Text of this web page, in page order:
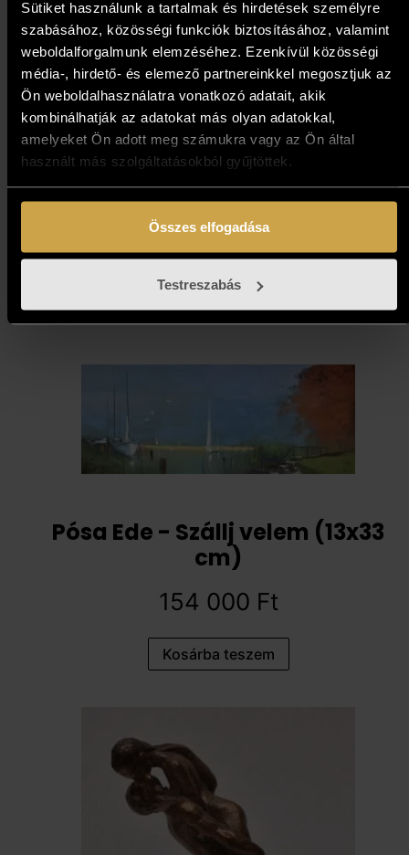
Sütiket használunk a tartalmak és hirdetések személyre
szabásához, közösségi funkciók biztosításához, valamint
weboldalforgalmunk elemzéséhez. Ezenkívül közösségi
média-, hirdető- és elemező partnereinkkel megosztjuk az
Ön weboldalhasználatra vonatkozó adatait, akik
kombinálhatják az adatokat más olyan adatokkal,
amelyeket Ön adott meg számukra vagy az Ön által
használt más szolgáltatásokból gyűjtöttek.
Összes elfogadása
Testreszabás
Kokas Ignác - Út befelé
(32x47 cm)
387 000Ft
Kosárba teszem
Pósa Ede - Szállj velem (13x33
cm)
154 000 Ft
Kosárba teszem